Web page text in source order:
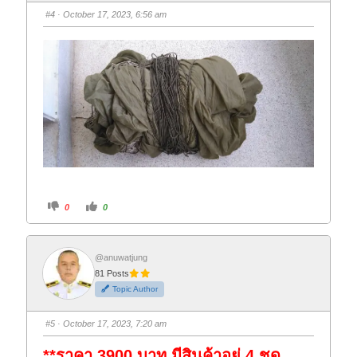
d
o
n
u
p
#4 · October 17, 2023, 6:56 am
C
i
k
f
o
r
t
h
u
m
b
d
o
n
0
C
i
k
o
r
t
h
u
m
b
u
p
0
@anuwatjung
81 Posts
Topic Author
#5 · October 17, 2023, 7:20 am